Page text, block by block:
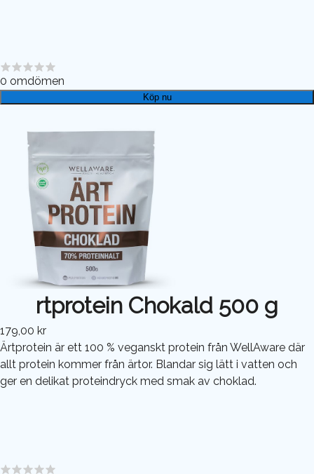
0 omdömen
Köp nu
rtprotein Chokald 500 g
179,00 kr
Ärtprotein är ett 100 % veganskt protein från WellAware där
allt protein kommer från ärtor. Blandar sig lätt i vatten och
ger en delikat proteindryck med smak av choklad.